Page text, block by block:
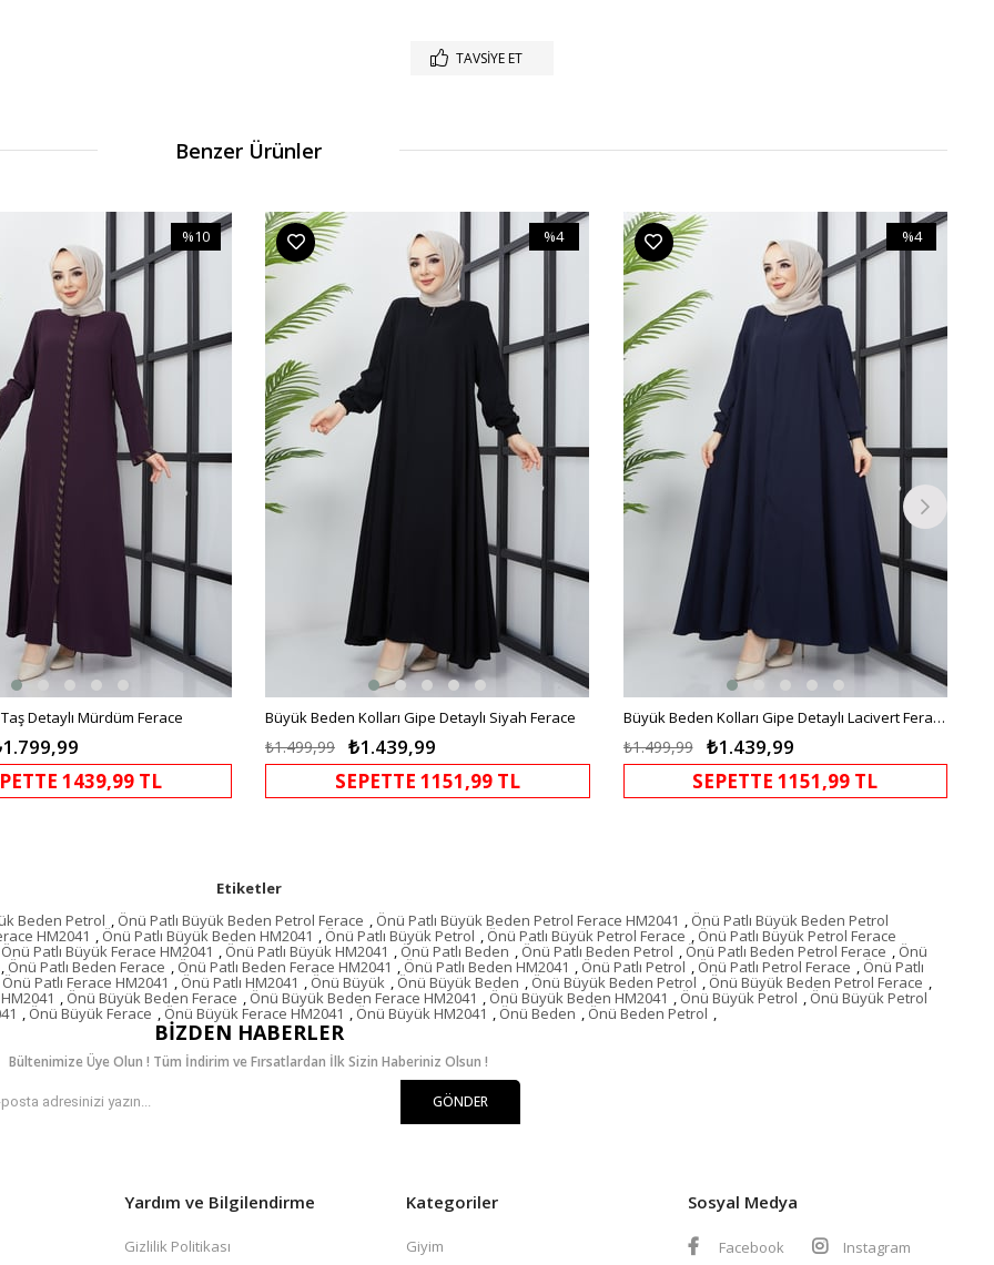
TAVSIYE ET
Benzer Ürünler
Detaylı Mürdüm Ferace
%10
İndirim
1439,99 TL
Büyük Beden Kolları Gipe Detaylı Siyah Ferace
₺1.439,99
₺1.499,99
%4
SEPETTE 1151,99 TL
Büyük Beden Kolları Gipe Detaylı Lacivert Ferace
₺1.439,99
₺1.499,99
%4
SEPETTE 1151,99 TL
Etiketler
Beden Petrol , Önü Patlı Büyük Beden Petrol Ferace , Önü Patlı Büyük Beden Petrol Ferace HM2041 , Önü Patlı Büyük Beden Petrol
HM2041 , Önü Patlı Büyük Beden HM2041 , Önü Patlı Büyük Petrol , Önü Patlı Büyük Petrol Ferace , Önü Patlı Büyük Petrol Ferace
Önü Patlı Büyük Ferace HM2041 , Önü Patlı Büyük HM2041 , Önü Patlı Beden , Önü Patlı Beden Petrol , Önü Patlı Beden Petrol Ferace , Önü
, Önü Patlı Beden Ferace , Önü Patlı Beden Ferace HM2041 , Önü Patlı Beden HM2041 , Önü Patlı Petrol , Önü Patlı Petrol Ferace , Önü Patlı
Önü Patlı Ferace HM2041 , Önü Patlı HM2041 , Önü Büyük , Önü Büyük Beden , Önü Büyük Beden Petrol , Önü Büyük Beden Petrol Ferace ,
, Önü Büyük Beden Ferace , Önü Büyük Beden Ferace HM2041 , Önü Büyük Beden HM2041 , Önü Büyük Petrol , Önü Büyük Petrol
, Önü Büyük Ferace , Önü Büyük Ferace HM2041 , Önü Büyük HM2041 , Önü Beden , Önü Beden Petrol ,
BIZDEN HABERLER
Bültenimize Üye Olun ! Tüm İndirim ve Fırsatlardan İlk Sizin Haberiniz Olsun !
GÖNDER
Yardım ve Bilgilendirme
Gizlilik Politikası
Kategoriler
Giyim
Sosyal Medya
Facebook Instagram